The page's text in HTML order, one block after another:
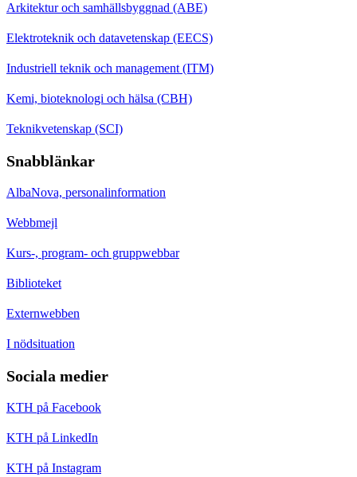
Arkitektur och samhällsbyggnad (ABE)
Elektroteknik och datavetenskap (EECS)
Industriell teknik och management (ITM)
Kemi, bioteknologi och hälsa (CBH)
Teknikvetenskap (SCI)
Snabblänkar
AlbaNova, personalinformation
Webbmejl
Kurs-, program- och gruppwebbar
Biblioteket
Externwebben
I nödsituation
Sociala medier
KTH på Facebook
KTH på LinkedIn
KTH på Instagram